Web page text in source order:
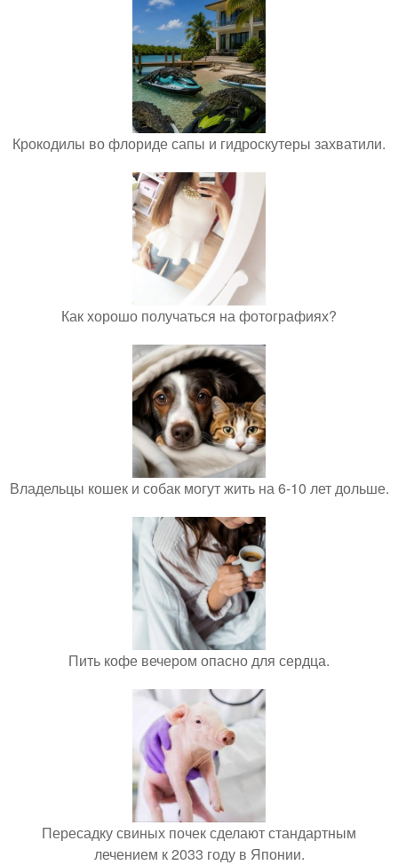
Крокодилы во флориде сапы и гидроскутеры захватили.
Как хорошо получаться на фотографиях?
Владельцы кошек и собак могут жить на 6-10 лет дольше.
Пить кофе вечером опасно для сердца.
Пересадку свиных почек сделают стандартным
лечением к 2033 году в Японии.